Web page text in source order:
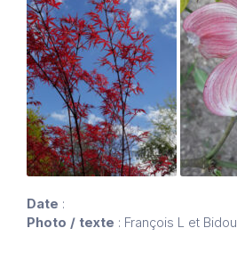
Date :
Photo / texte : François L et Bidou